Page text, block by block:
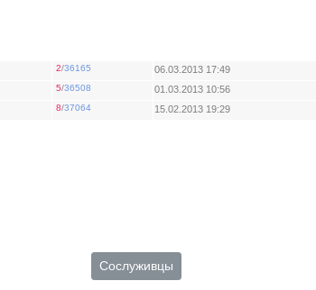
2/36165 06.03.2013 17:49
5/36508 01.03.2013 10:56
8/37064 15.02.2013 19:29
Сослуживцы